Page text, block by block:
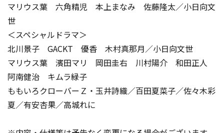
マリウス葉 六角精児 本上まなみ 佐藤隆太／小日向文
世
＜スペシャルドラマ＞
北川景子 GACKT 優香 木村真那月／小日向文世
マリウス葉 濱田マリ 岡田圭右 川村陽介 和田正人
阿南健治 キムラ緑子
ももいろクローバーＺ・玉井詩織／百田夏菜子／佐々木彩
夏／有安杏果／高城れに